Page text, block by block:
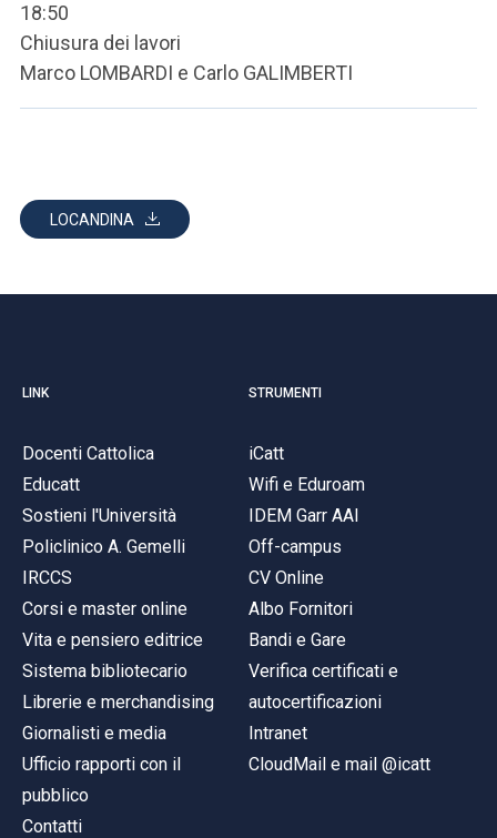
18:50
Chiusura dei lavori
Marco LOMBARDI e Carlo GALIMBERTI
LOCANDINA
LINK
Docenti Cattolica
Educatt
Sostieni l'Università
Policlinico A. Gemelli
IRCCS
Corsi e master online
Vita e pensiero editrice
Sistema bibliotecario
Librerie e merchandising
Giornalisti e media
Ufficio rapporti con il
pubblico
Contatti
STRUMENTI
iCatt
Wifi e Eduroam
IDEM Garr AAI
Off-campus
CV Online
Albo Fornitori
Bandi e Gare
Verifica certificati e
autocertificazioni
Intranet
CloudMail e mail @icatt